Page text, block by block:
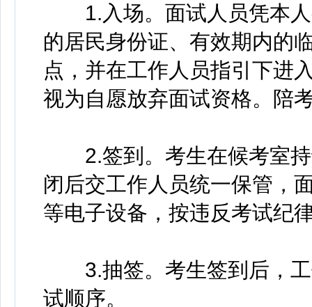
1.入场。面试人员凭本人
的居民身份证、有效期内的
点，并在工作人员指引下进
视为自愿放弃面试资格。陪
2.签到。考生在候考室持
闭后交工作人员统一保管，
等电子设备，按违反考试纪
3.抽签。考生签到后，工
试顺序。